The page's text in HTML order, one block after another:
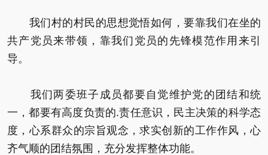
我们村的村民的思想觉悟如何，要靠我们在坐的
共产党员来带领，靠我们党员的先锋模范作用来引
导。
我们两委班子成员都要自觉维护党的团结和统
一，都要有高度负责的.责任意识，民主决策的科学态
度，心系群众的宗旨观念，求实创新的工作作风，心
齐气顺的团结氛围，充分发挥整体功能。